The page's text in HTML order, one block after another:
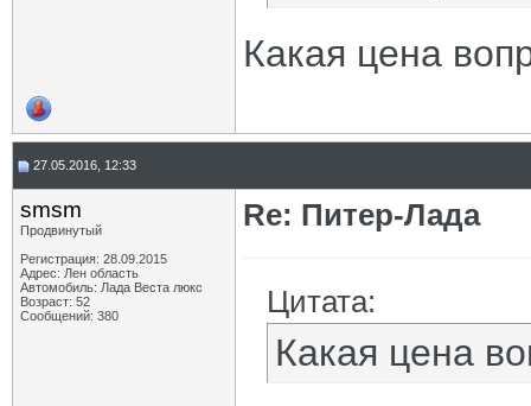
Какая цена
27.05.2016, 12:33
smsm
Продвинутый
Регистрация: 28.09.2015
Адрес: Лен область
Автомобиль: Лада Веста люкс
Возраст: 52
Сообщений: 380
Re: Питер-Лада
Цитата:
Какая цена